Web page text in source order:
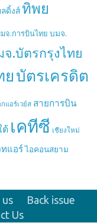
ดิ้งส์ ทิพย
จ.การบินไทย บมจ.
จ.บัตรกรุงไทย
ย บัตรเครดิต
แอร์เวย์ส สายการบิน
ต้ เคทีซี เชียงใหม่
ทแอร์ ไอคอนสยาม
Back issue
Us